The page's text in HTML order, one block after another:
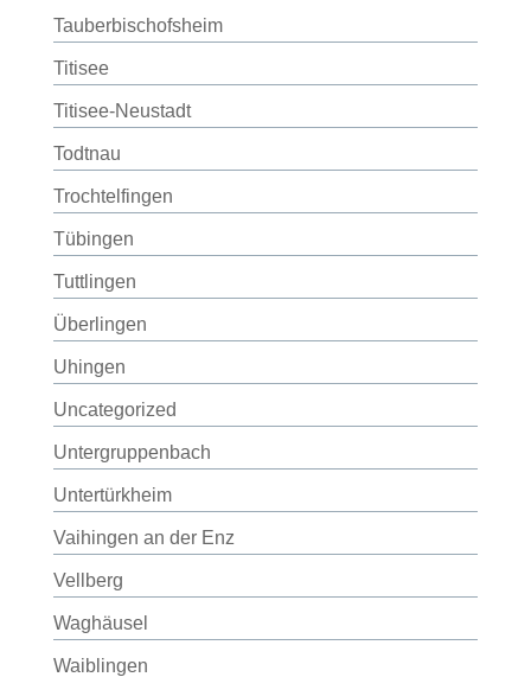
Tauberbischofsheim
Titisee
Titisee-Neustadt
Todtnau
Trochtelfingen
Tübingen
Tuttlingen
Überlingen
Uhingen
Uncategorized
Untergruppenbach
Untertürkheim
Vaihingen an der Enz
Vellberg
Waghäusel
Waiblingen